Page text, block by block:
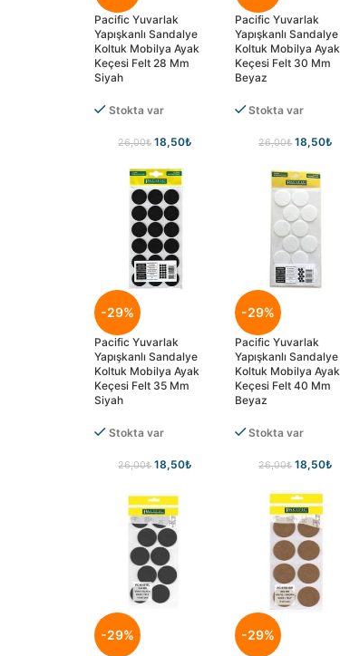
Pacific Yuvarlak
Yapışkanlı Sandalye
Koltuk Mobilya Ayak
Keçesi Felt 28 Mm
Siyah
Stokta var
26,00₺ 18,50₺
Pacific Yuvarlak
Yapışkanlı Sandalye
Koltuk Mobilya Ayak
Keçesi Felt 30 Mm
Beyaz
Stokta var
26,00₺ 18,50₺
-29%
Pacific Yuvarlak
Yapışkanlı Sandalye
Koltuk Mobilya Ayak
Keçesi Felt 35 Mm
Siyah
Stokta var
26,00₺ 18,50₺
-29%
Pacific Yuvarlak
Yapışkanlı Sandalye
Koltuk Mobilya Ayak
Keçesi Felt 40 Mm
Beyaz
Stokta var
26,00₺ 18,50₺
-29% -29%